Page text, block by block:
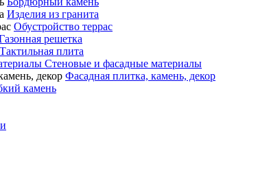
Изделия из гранита
Обустройство террас
решетка
Тактильная плита
Стеновые и фасадные материалы
Фасадная плитка, камень, декор
камень